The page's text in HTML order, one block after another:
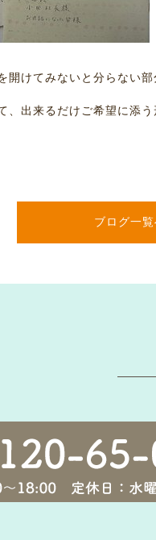
開けてみないと分らない部
、出来るだけご希望に添
ブログ一覧